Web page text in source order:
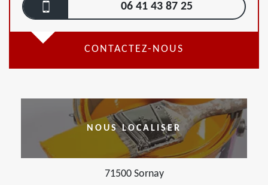
06 41 43 87 25
CONTACTEZ-NOUS
NOUS LOCALISER
71500 Sornay